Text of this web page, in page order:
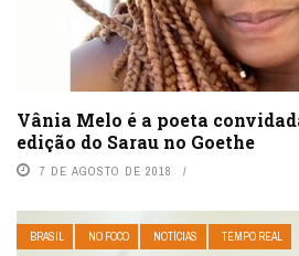
Vânia Melo é a poeta
edição do Sarau no Goethe
7 DE AGOSTO DE 2018
BRASIL NO FOCO NOTÍCIAS TEMPO REAL